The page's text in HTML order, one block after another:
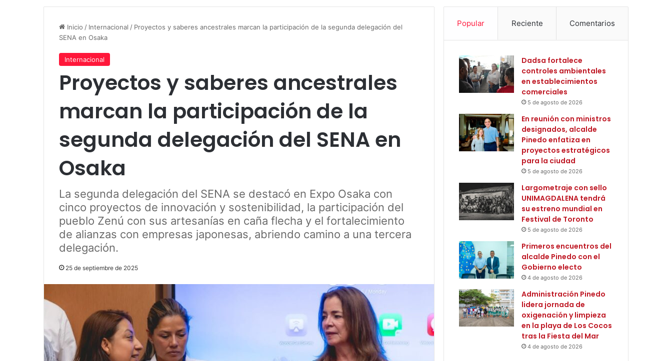
Inicio / Internacional / Proyectos y saberes ancestrales marcan la participación de la segunda delegación del
SENA en Osaka
Internacional
Proyectos y saberes ancestrales
marcan la participación de la
segunda delegación del SENA en
Osaka
La segunda delegación del SENA se destacó en Expo Osaka con
cinco proyectos de innovación y sostenibilidad, la participación del
pueblo Zenú con sus artesanías en caña flecha y el fortalecimiento
de alianzas con empresas japonesas, abriendo camino a una tercera
delegación.
25 de septiembre de 2025
Popular Reciente Comentarios
Dadsa fortalece
controles ambientales
en establecimientos
comerciales
5 de agosto de 2026
En reunión con ministros
designados, alcalde
Pinedo enfatiza en
proyectos estratégicos
para la ciudad
5 de agosto de 2026
Largometraje con sello
UNIMAGDALENA tendrá
su estreno mundial en
Festival de Toronto
5 de agosto de 2026
Primeros encuentros del
alcalde Pinedo con el
Gobierno electo
4 de agosto de 2026
Administración Pinedo
lidera jornada de
oxigenación y limpieza
en la playa de Los Cocos
tras la Fiesta del Mar
4 de agosto de 2026